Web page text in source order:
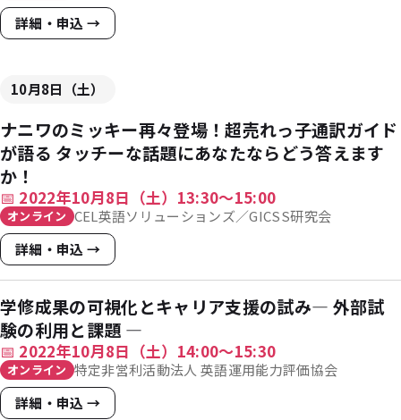
詳細・申込 →
10月8日（土）
ナニワのミッキー再々登場！超売れっ子通訳ガイド
が語る タッチーな話題にあなたならどう答えます
か！
📅 2022年10月8日（土）13:30〜15:00
オンライン CEL英語ソリューションズ／GICSS研究会
詳細・申込 →
学修成果の可視化とキャリア支援の試み― 外部試
験の利用と課題 ―
📅 2022年10月8日（土）14:00〜15:30
オンライン 特定非営利活動法人 英語運用能力評価協会
詳細・申込 →